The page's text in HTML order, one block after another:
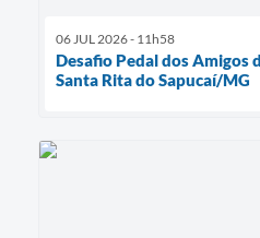
06 JUL 2026 - 11h58
Desafio Pedal dos Amigos
Santa Rita do Sapucaí/MG